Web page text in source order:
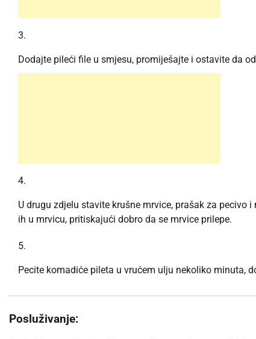
Dodajte pileći file u smjesu, promiješajte i ostavite da
U drugu zdjelu stavite krušne mrvice, prašak za
ih u mrvicu, pritiskajući dobro da se mrvice prilepe.
Pecite komadiće pileta u vrućem ulju nekoliko minuta,
Posluživanje: